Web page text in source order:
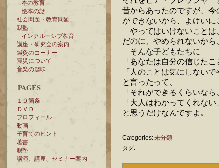
本の教育
絵本の話
社会問題・教育問題
親塾
インクルーシブ教育
講座・研究会の案内
鍼灸のコーナー
震災について
音楽の趣味
PAGES
１０箇条
ＤＶＤ
プロフィール
動画
子育てのヒント
著書
親塾
講演、講座、セミナー案内
昔からあったのですが、
ができないから、よけい
やってはいけないことは
だのに、やめられないか
そんな子どもたちに
「あなたは自分の信じた
「人のことは気にしないで
と言ったって、
「それができるくらいな
「大人はわかってくれない
と思うだけなんですよ。
Categories: 未分類
タグ: